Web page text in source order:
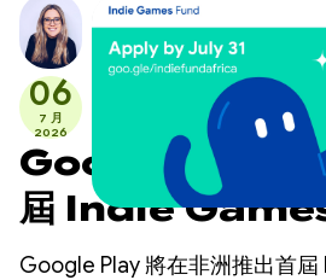
06
7 月
2026
Google Play 在
屆 Indie
畫
Google Play 將在非洲推出首